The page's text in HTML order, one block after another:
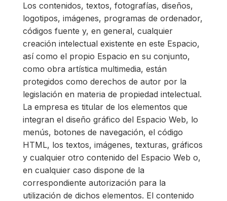
Los contenidos, textos, fotografías, diseños,
logotipos, imágenes, programas de ordenador,
códigos fuente y, en general, cualquier
creación intelectual existente en este Espacio,
así como el propio Espacio en su conjunto,
como obra artística multimedia, están
protegidos como derechos de autor por la
legislación en materia de propiedad intelectual.
La empresa es titular de los elementos que
integran el diseño gráfico del Espacio Web, lo
menús, botones de navegación, el código
HTML, los textos, imágenes, texturas, gráficos
y cualquier otro contenido del Espacio Web o,
en cualquier caso dispone de la
correspondiente autorización para la
utilización de dichos elementos. El contenido